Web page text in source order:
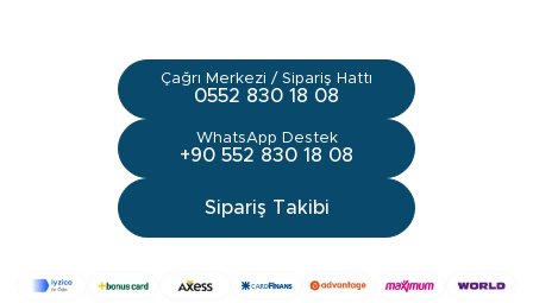
Çağrı Merkezi / Sipariş Hattı
0552 830 18 08
WhatsApp Destek
+90 552 830 18 08
Sipariş Takibi